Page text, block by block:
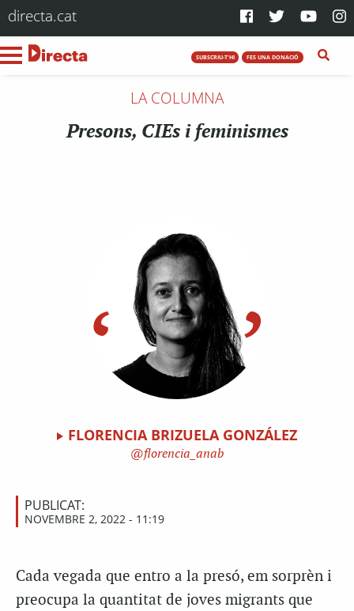
directa.cat
SUBSCRIU-T'HI FES UNA DONACIÓ
LA COLUMNA
Presons, CIEs i feminismes
FLORENCIA BRIZUELA GONZÁLEZ
florencia_anab
PUBLICAT:
NOVEMBRE 2, 2022 - 11:19
Cada vegada que entro a la presó, em sorprèn i
preocupa la quantitat de joves migrants que